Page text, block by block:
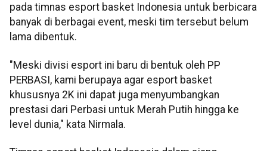
pada timnas esport basket Indonesia untuk berbicara
banyak di berbagai event, meski tim tersebut belum
lama dibentuk.
"Meski divisi esport ini baru di bentuk oleh PP
PERBASI, kami berupaya agar esport basket
khususnya 2K ini dapat juga menyumbangkan
prestasi dari Perbasi untuk Merah Putih hingga ke
level dunia," kata Nirmala.